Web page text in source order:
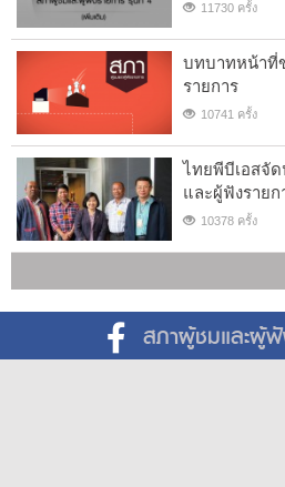
11730 ครั้ง
บทบาทหน้าที่
รายการ
10741 ครั้ง
ไทยพีบีเอสจั
และผู้ฟังรายก
10378 ครั้ง
สภาผู้ชมและผู้